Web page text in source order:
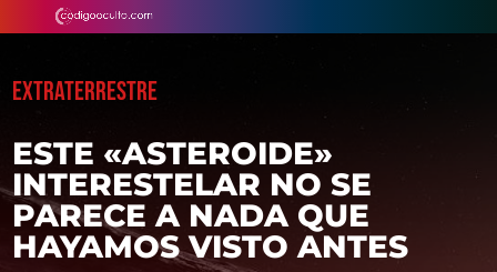
EXTRATERRESTRE
ESTE «ASTEROIDE»
INTERESTELAR NO SE
PARECE A NADA QUE
HAYAMOS VISTO ANTES